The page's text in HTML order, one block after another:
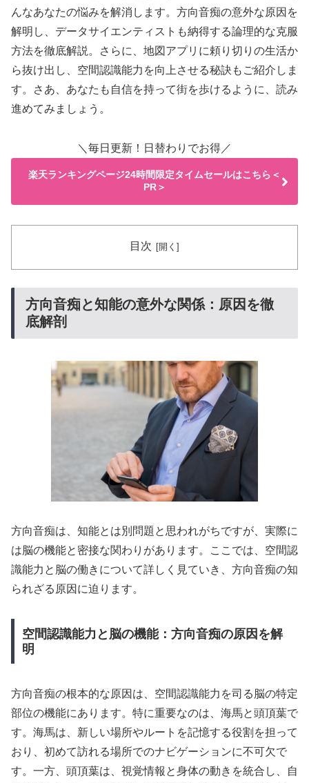
んなあなたの悩みを解消します。方向音痴の意外な原因を
解明し、データサイエンティストも納得する論理的な克服
方法を徹底解説。さらに、地図アプリに頼り切りの生活か
ら抜け出し、空間認識能力を向上させる秘訣もご紹介しま
す。さあ、あなたも自信を持って街を歩けるように、読み
進めてみましょう。
＼毎日更新！日替わりでお得／
楽天ランキングページ24時間限定タイムセールはこちら＜
PR＞
目次
方向音痴と知能の意外な関係：原因を徹
底解剖
方向音痴は、知能とは別問題と思われがちですが、実際に
は脳の機能と密接な関わりがあります。ここでは、空間認
識能力と脳の働きについて詳しく見ていき、方向音痴の知
られざる原因に迫ります。
空間認識能力と脳の機能：方向音痴の原因を解
明
方向音痴の根本的な原因は、空間認識能力を司る脳の特定
部位の機能にあります。特に重要なのは、海馬と頭頂葉で
す。海馬は、新しい場所やルートを記憶する役割を担って
おり、初めて訪れる場所でのナビゲーションに不可欠で
す。一方、頭頂葉は、視覚情報と身体の動きを統合し、自